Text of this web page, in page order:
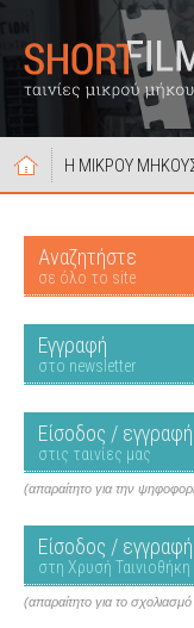
Η ΜΙΚΡΟΥ ΜΗΚΟΥΣ
Αναζητήστε
σε όλο το site
Εγγραφή
στο newsletter
Είσοδος / εγγραφή
στις ταινίες μας
(απαραίτητο για την
Είσοδος / εγγραφή
στη Χρυσή Ταινιοθήκη
(απαραίτητο για το